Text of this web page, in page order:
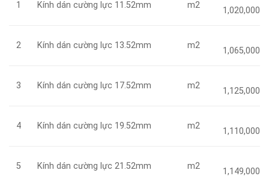
1 Kính dán cường lực 11.52mm m2
1,020,000
2 Kính dán cường lực 13.52mm m2
1,065,000
3 Kính dán cường lực 17.52mm m2
1,125,000
4 Kính dán cường lực 19.52mm m2
1,110,000
5 Kính dán cường lực 21.52mm m2
1,149,000